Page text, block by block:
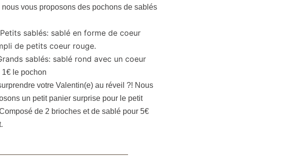
nous vous proposons des pochons de sablés
sablés: sablé en forme de coeur
de petits coeur rouge.
sablés: sablé rond avec un coeur
le pochon
votre Valentin(e) au réveil ?! Nous
un petit panier surprise pour le petit
de 2 brioches et de sablé pour 5€